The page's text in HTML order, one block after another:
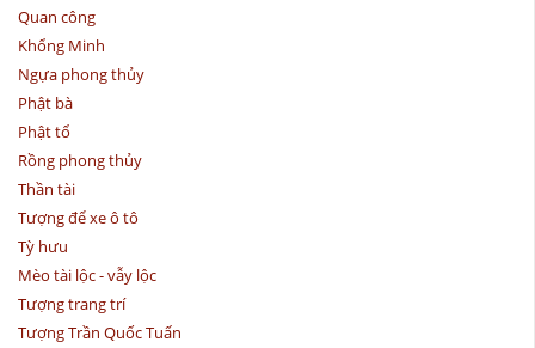
Quan công
Khổng Minh
Ngựa phong thủy
Phật bà
Phật tổ
Rồng phong thủy
Thần tài
Tượng để xe ô tô
Tỳ hưu
Mèo tài lộc - vẫy lộc
Tượng trang trí
Tượng Trần Quốc Tuấn